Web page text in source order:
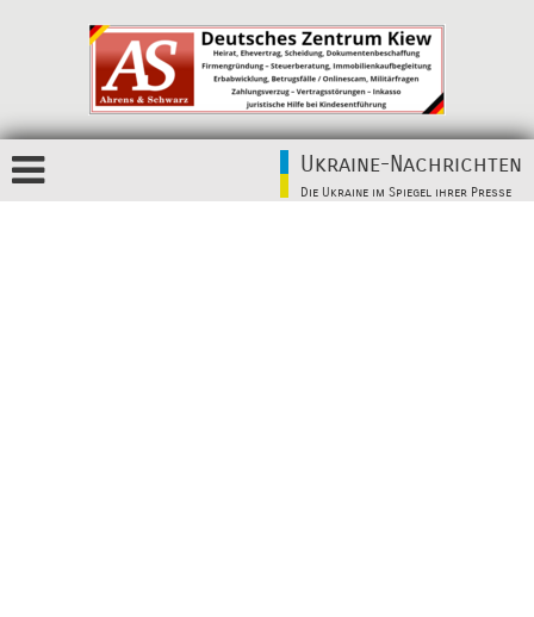
Ukraine-Nachrichten
Die Ukraine im Spiegel ihrer Presse